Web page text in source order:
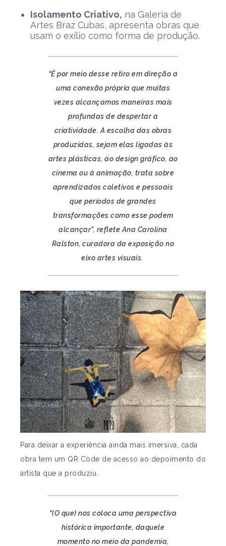
Isolamento Criativo, na Galeria de
Artes Braz Cubas, apresenta obras que
usam o exílio como forma de produção.
“É por meio desse retiro em direção a
uma conexão própria que muitas
vezes alcançamos maneiras mais
profundas de despertar a
criatividade. A escolha das obras
produzidas, sejam elas ligadas às
artes plásticas, ao design gráfico, ao
cinema ou à animação, trata sobre
aprendizados coletivos e pessoais
que períodos de grandes
transformações como esse podem
alcançar”, reflete Ana Carolina
Ralston, curadora da exposição no
eixo artes visuais.
Para deixar a experiência ainda mais imersiva, cada
obra tem um QR Code de acesso ao depoimento do
artista que a produziu.
“(O que) nos coloca uma perspectiva
histórica importante, daquele
momento no meio da pandemia,